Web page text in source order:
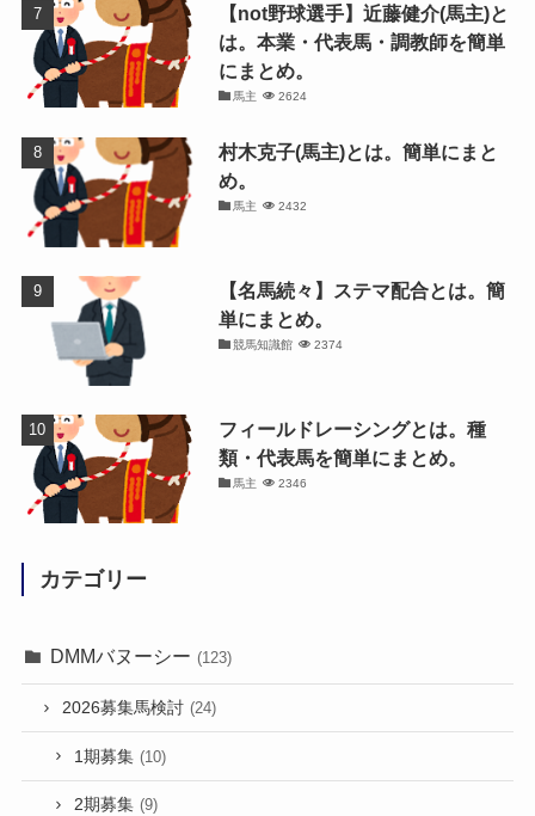
【not野球選手】近藤健介(馬主)と
は。本業・代表馬・調教師を簡単
にまとめ。
馬主 2624
村木克子(馬主)とは。簡単にまと
め。
馬主 2432
【名馬続々】ステマ配合とは。簡
単にまとめ。
競馬知識館 2374
フィールドレーシングとは。種
類・代表馬を簡単にまとめ。
馬主 2346
カテゴリー
DMMバヌーシー (123)
2026募集馬検討 (24)
1期募集 (10)
2期募集 (9)